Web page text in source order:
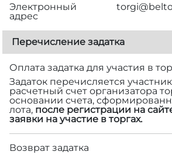
Электронный
адрес
Перечисление задатка
Оплата задатка для участия в
Задаток перечисляется
расчетный счет организатора
основании счета,
лота, после регистрации на
заявки на участие в торгах.
Возврат задатка